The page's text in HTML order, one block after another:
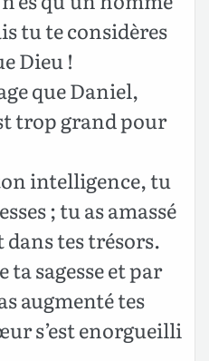
tu te considères
Dieu !
que Daniel,
trop grand pour
intelligence, tu
; tu as amassé
dans tes trésors.
ta sagesse et par
augmenté tes
s’est enorgueilli